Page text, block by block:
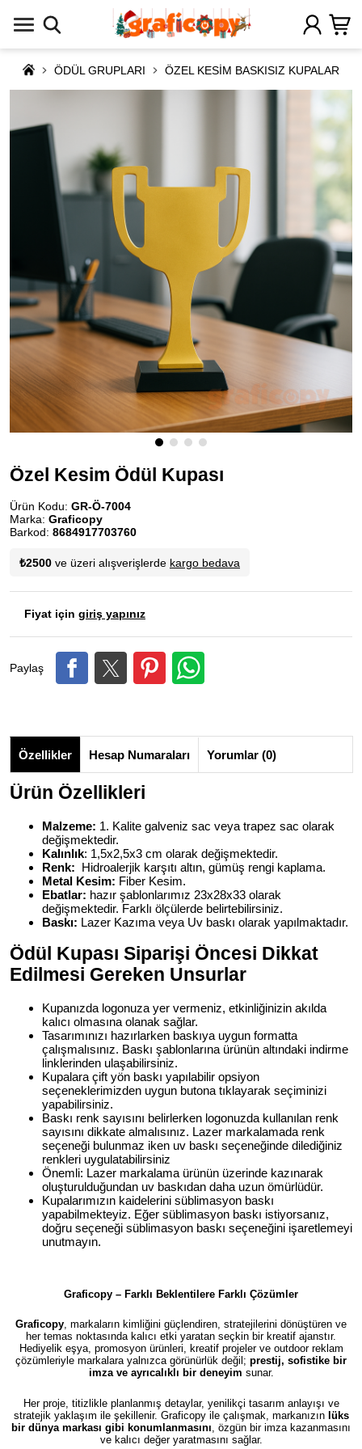
ÖDÜL GRUPLARI ÖZEL KESİM BASKISIZ KUPALAR
Özel Kesim Ödül Kupası
Ürün Kodu: GR-Ö-7004
Marka: Graficopy
Barkod: 8684917703760
₺2500 ve üzeri alışverişlerde kargo bedava
Fiyat için giriş yapınız
Paylaş
Özellikler Hesap Numaraları Yorumlar (0)
Ürün Özellikleri
Malzeme: 1. Kalite galveniz sac veya trapez sac olarak
değişmektedir.
Kalınlık: 1,5x2,5x3 cm olarak değişmektedir.
Renk: Hidroalerjik karşıtı altın, gümüş rengi kaplama.
Metal Kesim: Fiber Kesim.
Ebatlar: hazır şablonlarımız 23x28x33 olarak
değişmektedir. Farklı ölçülerde belirtebilirsiniz.
Baskı: Lazer Kazıma veya Uv baskı olarak yapılmaktadır.
Ödül Kupası Siparişi Öncesi Dikkat
Edilmesi Gereken Unsurlar
Kupanızda logonuza yer vermeniz, etkinliğinizin akılda
kalıcı olmasına olanak sağlar.
Tasarımınızı hazırlarken baskıya uygun formatta
çalışmalısınız. Baskı şablonlarına ürünün altındaki indirme
linklerinden ulaşabilirsiniz.
Kupalara çift yön baskı yapılabilir opsiyon
seçeneklerimizden uygun butona tıklayarak seçiminizi
yapabilirsiniz.
Baskı renk sayısını belirlerken logonuzda kullanılan renk
sayısını dikkate almalısınız. Lazer markalamada renk
seçeneği bulunmaz iken uv baskı seçeneğinde dilediğiniz
renkleri uygulatabilirsiniz
Önemli: Lazer markalama ürünün üzerinde kazınarak
oluşturulduğundan uv baskıdan daha uzun ömürlüdür.
Kupalarımızın kaidelerini süblimasyon baskı
yapabilmekteyiz. Eğer süblimasyon baskı istiyorsanız,
doğru seçeneği süblimasyon baskı seçeneğini işaretlemeyi
unutmayın.
Graficopy – Farklı Beklentilere Farklı Çözümler
Graficopy, markaların kimliğini güçlendiren, stratejilerini dönüştüren ve
her temas noktasında kalıcı etki yaratan seçkin bir kreatif ajanstır.
Hediyelik eşya, promosyon ürünleri, kreatif projeler ve outdoor reklam
çözümleriyle markalara yalnızca görünürlük değil; prestij, sofistike bir
imza ve ayrıcalıklı bir deneyim sunar.
Her proje, titizlikle planlanmış detaylar, yenilikçi tasarım anlayışı ve
stratejik yaklaşım ile şekillenir. Graficopy ile çalışmak, markanızın lüks
bir dünya markası gibi konumlanmasını , özgün bir imza kazanmasını
ve kalıcı değer yaratmasını sağlar.